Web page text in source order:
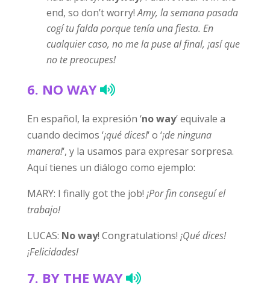
end, so don’t worry!Amy, la semana pasada
cogí tu falda porque tenía una fiesta. En
cualquier caso, no me la puse al final, ¡así que
no te preocupes!
6. NO WAY
En español, la expresión ‘no way‘ equivale a
cuando decimos ‘¡qué dices!‘ o ‘¡de ninguna
manera!‘, y la usamos para expresar sorpresa.
Aquí tienes un diálogo como ejemplo:
MARY: I finally got the job! ¡Por fin conseguí el
trabajo!
LUCAS: No way! Congratulations! ¡Qué dices!
¡Felicidades!
7. BY THE WAY